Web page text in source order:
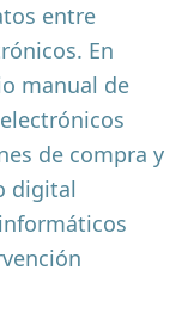
entre
En
manual de
de compra y
digital